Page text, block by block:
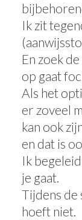
Ik zit
En zoek
op gaat
Als het
er zoveel
kan ook
en dat is
Ik
je gaat.
Tijdens de
hoeft niet.